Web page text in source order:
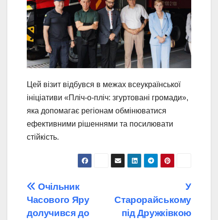
Цей візит відбувся в межах всеукраїнської
ініціативи «Пліч-о-пліч: згуртовані громади»,
яка допомагає регіонам обмінюватися
ефективними рішеннями та посилювати
стійкість.
Навігація
записів
У
Старорайському
під Дружківкою
Очільник
Часового Яру
долучився до